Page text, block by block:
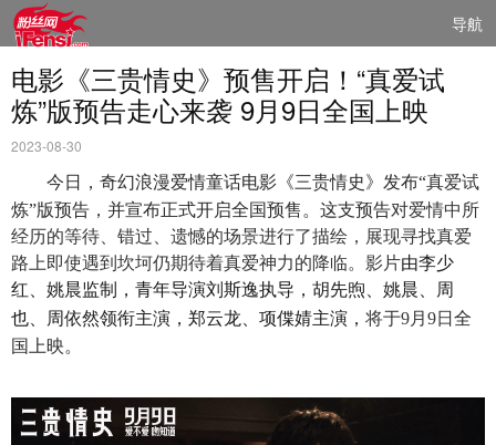
导航
电影《三贵情史》预售开启！“真爱试
炼”版预告走心来袭 9月9日全国上映
2023-08-30
今日，奇幻浪漫爱情童话电影 《三贵情史》发布“真爱试
炼”版预告 ， 并宣布正式开启全国预售。这支预告对爱情中所
经历的等待、错过、遗憾的场景进行了描绘 ， 展现寻找真爱
路上即使遇到坎坷仍期待着真爱神力的降临。影片由李少
红
姚晨监制， 青年导演刘斯逸执导， 胡先煦、姚晨、周
也、周依然领衔主演， 郑云龙 项偞婧主演 ， 将于9月9日 全
国上映。